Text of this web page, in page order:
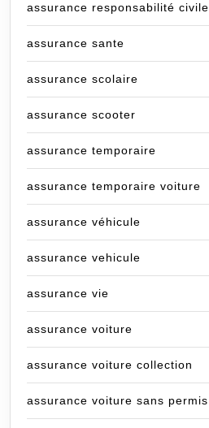
assurance responsabilité civile
assurance sante
assurance scolaire
assurance scooter
assurance temporaire
assurance temporaire voiture
assurance véhicule
assurance vehicule
assurance vie
assurance voiture
assurance voiture collection
assurance voiture sans permis